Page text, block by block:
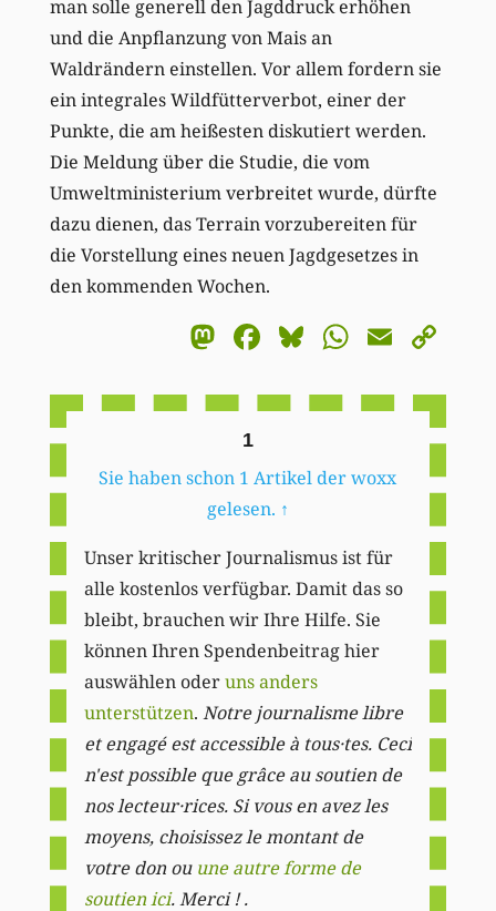
man solle generell den Jagddruck erhöhen
und die Anpflanzung von Mais an
Waldrändern einstellen. Vor allem fordern sie
ein integrales Wildfütterverbot, einer der
Punkte, die am heißesten diskutiert werden.
Die Meldung über die Studie, die vom
Umweltministerium verbreitet wurde, dürfte
dazu dienen, das Terrain vorzubereiten für
die Vorstellung eines neuen Jagdgesetzes in
den kommenden Wochen.
Mastodon
Facebook
BlueskyEmail
1
Sie haben schon 1 Artikel der woxx
gelesen. ↑
Unser kritischer Journalismus ist für
alle kostenlos verfügbar. Damit das so
bleibt, brauchen wir Ihre Hilfe. Sie
können Ihren Spendenbeitrag hier
auswählen oderuns anders
unterstützen. Notre journalisme libre
et engagé est accessible à tous·tes. Ceci
n'est possible que grâce au soutien de
nos lecteur·rices. Si vous en avez les
moyens, choisissez le montant de
votre don ou une autre forme de
soutien ici. Merci ! .